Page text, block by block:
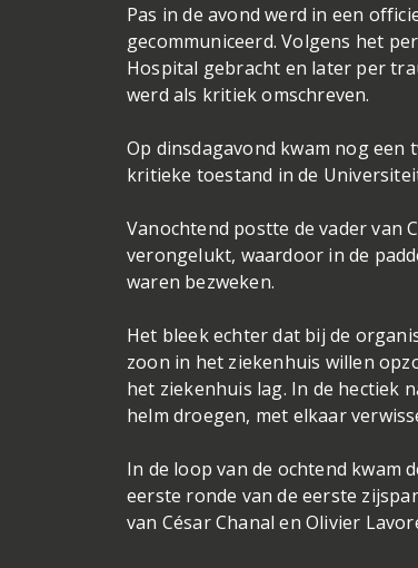
Pas in de avond werd in een
gecommuniceerd. Volgens het
Hospital gebracht en later per
werd als kritiek omschreven.
Op dinsdagavond kwam nog een
kritieke toestand in de
Vanochtend postte de vader van
verongelukt, waardoor in de
waren bezweken.
Het bleek echter dat bij de
zoon in het ziekenhuis willen
het ziekenhuis lag. In de hectiek
helm droegen, met elkaar
In de loop van de ochtend kwam
eerste ronde van de eerste
van César Chanal en Olivier